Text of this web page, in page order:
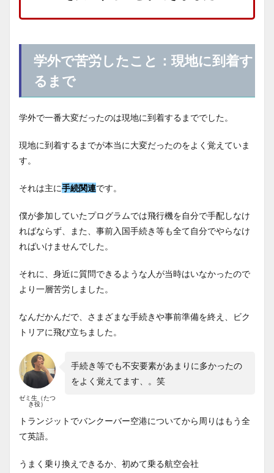
学外で苦労したこと：現地に到着す
るまで
学外で一番大変だったのは現地に到着するまででした。
現地に到着するまでが本当に大変だったのをよく覚えていま
す。
それは主に手続関連です。
僕が参加していたプログラムでは飛行機を自分で手配しなけ
ればならず、また、事前入国手続き等も全て自分でやらなけ
ればいけませんでした。
それに、身近に質問できるような人が当時はいなかったので
より一層苦労しました。
なんだかんだで、さまざまな手続きや事前準備を終え、ビク
トリアに飛び立ちました。
ゼミ生（たつ
き役）
手続き等でも不安要素があまりに多かったの
をよく覚えてます、。笑
トランジットでバンクーバー空港についてから周りはもう全
て英語。
うまく乗り換えできるか、初めて乗る航空会社